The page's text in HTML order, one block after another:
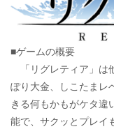
■ゲームの概要
「リグレティア」は
ぽり大金、しこたまレ
きる何もかもがケタ違
能で、サクッとプレイ